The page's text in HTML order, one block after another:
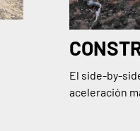
El side-by-
aceleración